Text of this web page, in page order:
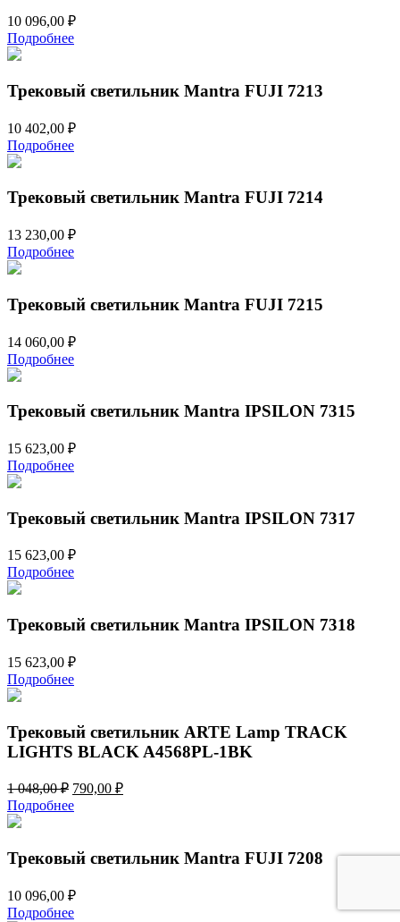
10 096,00 ₽
Подробнее
Трековый светильник Mantra FUJI 7213
10 402,00 ₽
Подробнее
Трековый светильник Mantra FUJI 7214
13 230,00 ₽
Подробнее
Трековый светильник Mantra FUJI 7215
14 060,00 ₽
Подробнее
Трековый светильник Mantra IPSILON 7315
15 623,00 ₽
Подробнее
Трековый светильник Mantra IPSILON 7317
15 623,00 ₽
Подробнее
Трековый светильник Mantra IPSILON 7318
15 623,00 ₽
Подробнее
Трековый светильник ARTE Lamp TRACK
LIGHTS BLACK A4568PL-1BK
1 048,00₽ Первоначальная
цена
составляла
048,00 ₽.
790,00 ₽Текущая
Подробнее
Трековый светильник Mantra FUJI 7208
10 096,00 ₽
Подробнее